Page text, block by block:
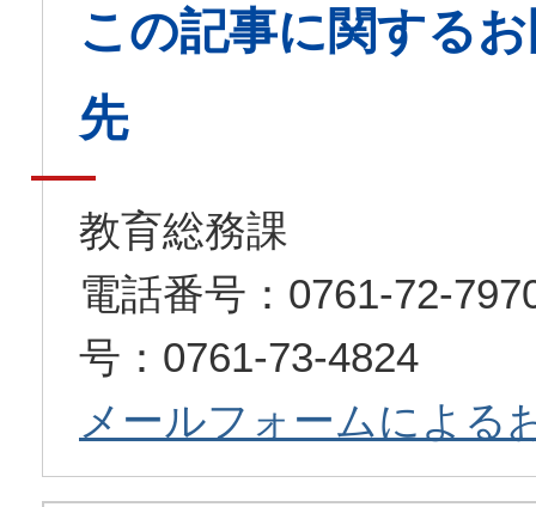
この記事に関する
先
教育総務課
電話番号：0761-72-
号：0761-73-4824
メールフォームによる